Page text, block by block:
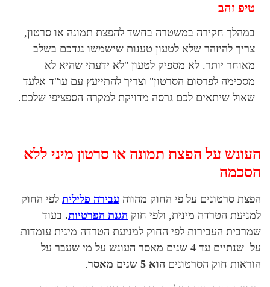
טיפ זהב
במהלך חקירה במשטרה בחשד להפצת תמונה או סרטון,
צריך להיזהר שלא לטעון טענות שישמשו נגדכם בשלב
מאוחר יותר. לא מספיק לטעון "לא ידעתי שהיא לא
מסכימה לפרסום הסרטון" וצריך להתייעץ עם עו"ד אלעד
שאול שיתאים לכם גרסה מדויקת למקרה הספציפי שלכם.
העונש על הפצת תמונה או סרטון מיני ללא
הסכמה
הפצת סרטונים על פי החוק מהווה עבירה פלילית לפי החוק
למניעת הטרדה מינית, ולפי חוק הגנת הפרטיות. בעוד
שמרבית העבירות לפי החוק למניעת הטרדה מינית עומדות
על שנתיים עד 4 שנים מאסר העונש על מי שעבר על
הוראות חוק הסרטונים הוא 5 שנים מאסר .